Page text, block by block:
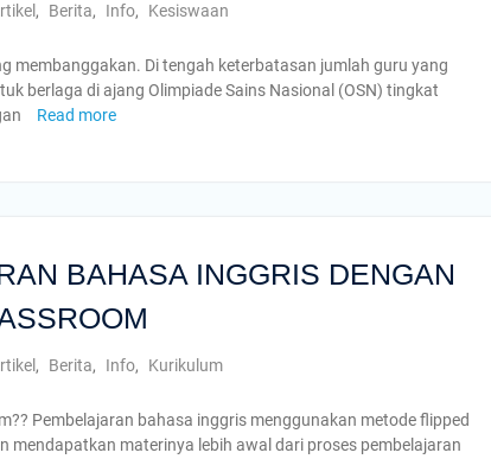
, Berita, Info, Kesiswaan
membanggakan. Di tengah keterbatasan jumlah guru yang
berlaga di ajang Olimpiade Sains Nasional (OSN) tingkat
Read more
BAHASA INGGRIS DENGAN
, Berita, Info, Kurikulum
Pembelajaran bahasa inggris menggunakan metode flipped
materinya lebih awal dari proses pembelajaran